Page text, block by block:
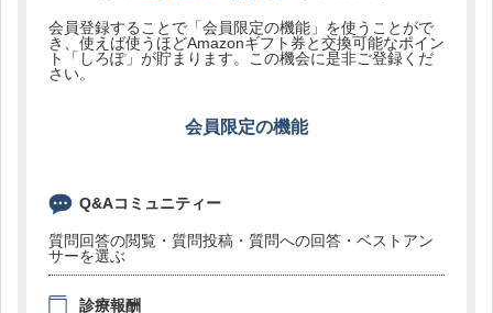
会員登録することで「会員限定の機能」を使うことがで
き、使えば使うほどAmazonギフト券と交換可能なポイン
ト「しろぽ」が貯まります。この機会に是非ご登録くだ
さい。
会員限定の機能
Q&Aコミュニティー
質問回答の閲覧・質問投稿・質問への回答・ベストアン
サーを選ぶ
診療報酬